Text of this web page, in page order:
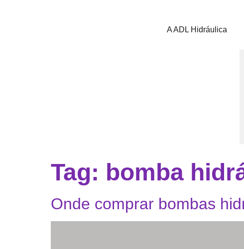
A ADL Hidráulica
Tag: bomba
Onde comprar bombas